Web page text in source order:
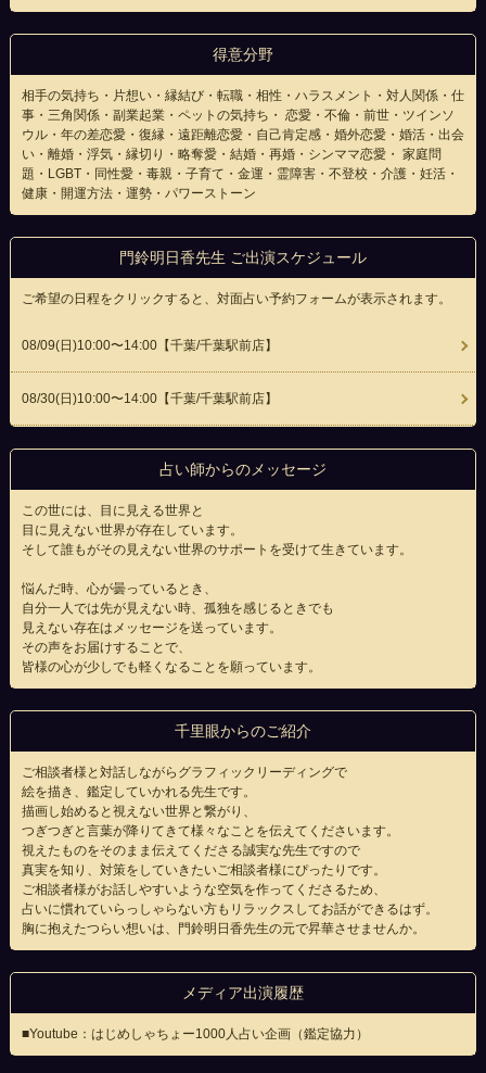
得意分野
相手の気持ち・片想い・縁結び・転職・相性・ハラスメント・対人関係・仕
事・三角関係・副業起業・ペットの気持ち・ 恋愛・不倫・前世・ツインソ
ウル・年の差恋愛・復縁・遠距離恋愛・自己肯定感・婚外恋愛・婚活・出会
い・離婚・浮気・縁切り・略奪愛・結婚・再婚・シンママ恋愛・ 家庭問
題・LGBT・同性愛・毒親・子育て・金運・霊障害・不登校・介護・妊活・
健康・開運方法・運勢・パワーストーン
門鈴明日香先生 ご出演スケジュール
ご希望の日程をクリックすると、対面占い予約フォームが表示されます。
08/09(日 )10:00〜14:00【千葉/千葉駅前店】
08/30(日 )10:00〜14:00【千葉/千葉駅前店】
占い師からのメッセージ
この世には、目に見える世界と
目に見えない世界が存在しています。
そして誰もがその見えない世界のサポートを受けて生きています。
悩んだ時、心が曇っているとき、
自分一人では先が見えない時、孤独を感じるときでも
見えない存在はメッセージを送っています。
その声をお届けすることで、
皆様の心が少しでも軽くなることを願っています。
千里眼からのご紹介
ご相談者様と対話しながらグラフィックリーディングで
絵を描き、鑑定していかれる先生です。
描画し始めると視えない世界と繋がり、
つぎつぎと言葉が降りてきて様々なことを伝えてくださいます。
視えたものをそのまま伝えてくださる誠実な先生ですので
真実を知り、対策をしていきたいご相談者様にぴったりです。
ご相談者様がお話しやすいような空気を作ってくださるため、
占いに慣れていらっしゃらない方もリラックスしてお話ができるはず。
胸に抱えたつらい想いは、門鈴明日香先生の元で昇華させませんか。
メディア出演履歴
■Youtube：はじめしゃちょー1000人占い企画（鑑定協力）